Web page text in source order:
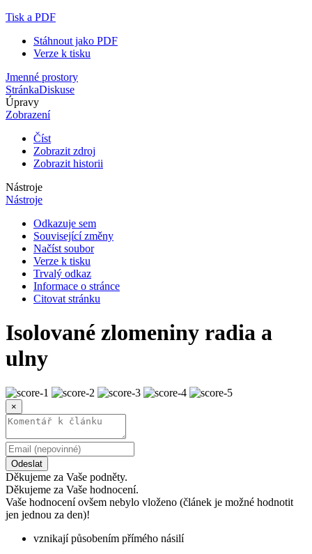
Tisk a PDF
Stáhnout jako PDF
Verze k tisku
Jmenné prostory
StránkaDiskuse
Úpravy
Zobrazení
Číst
Zobrazit zdroj
Zobrazit historii
Nástroje
Nástroje
Odkazuje sem
Související změny
Načíst soubor
Verze k tisku
Trvalý odkaz
Informace o stránce
Citovat stránku
Isolované zlomeniny radia a
ulny
×
Odeslat
Děkujeme za Vaše podněty.
Děkujeme za Vaše hodnocení.
Vaše hodnocení ovšem nebylo vloženo (článek je možné hodnotit
jen jednou za den)!
vznikají působením přímého násilí